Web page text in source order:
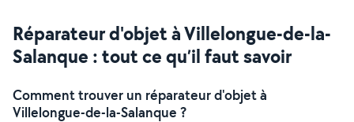
Réparateur d'objet à Villelongue-de-la-
Salanque : tout ce qu’il faut savoir
Comment trouver un réparateur d'objet à
Villelongue-de-la-Salanque ?